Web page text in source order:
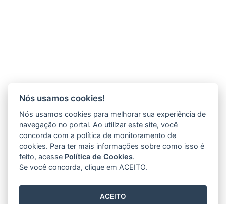
Nós usamos cookies!
Nós usamos cookies para melhorar sua experiência de
navegação no portal. Ao utilizar este site, você
concorda com a política de monitoramento de
cookies. Para ter mais informações sobre como isso é
feito, acesse Política de Cookies.
Se você concorda, clique em ACEITO.
ACEITO